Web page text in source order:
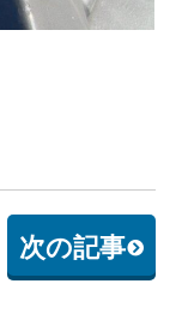
次の記事